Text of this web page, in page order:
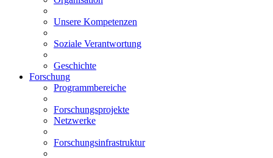
Unsere Kompetenzen
Soziale Verantwortung
Geschichte
Forschung
Programmbereiche
Forschungsprojekte
Netzwerke
Forschungsinfrastruktur